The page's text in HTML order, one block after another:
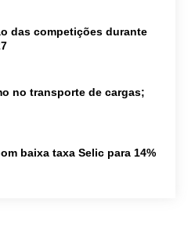
das competições durante
no transporte de cargas;
baixa taxa Selic para 14%